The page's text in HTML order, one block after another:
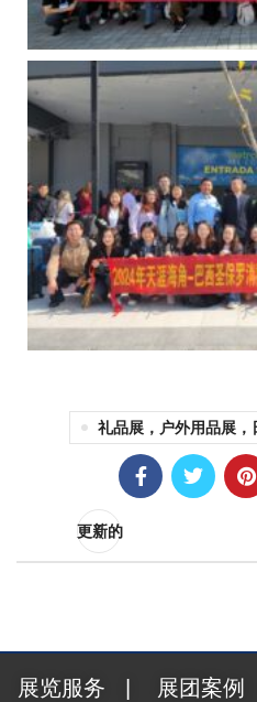
礼品展，户外用品展
更新的
展览服务 展团案例